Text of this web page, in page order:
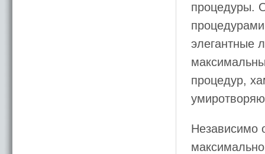
процедуры.
элегантные
процедур,
Независимо